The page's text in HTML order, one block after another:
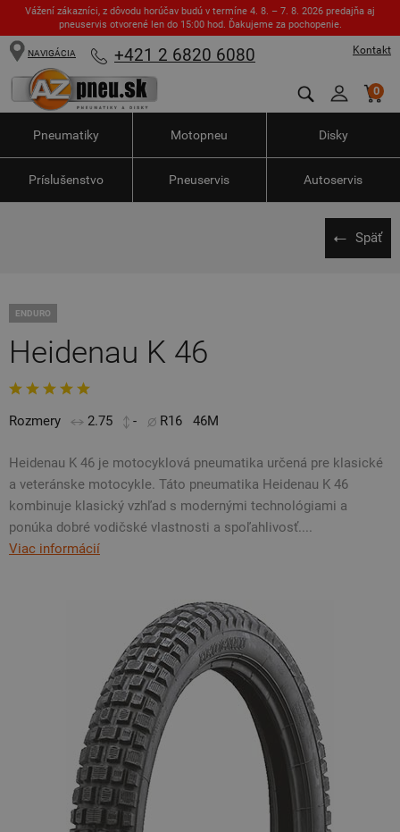
Vážení zákazníci, z dôvodu horúčav budú v termíne 4. 8. – 7. 8. 2026 predajňa aj
pneuservis otvorené len do 15:00 hod. Ďakujeme za pochopenie.
Kontakt
NAVIGÁCIA +421 2 6820 6080
0
Pneumatiky Motopneu Disky
Príslušenstvo Pneuservis Autoservis
Späť
ENDURO
Heidenau K 46
Rozmery 2.75 - R16 46M
Heidenau K 46 je motocyklová pneumatika určená pre klasické
a veteránske motocykle. Táto pneumatika Heidenau K 46
kombinuje klasický vzhľad s modernými technológiami a
ponúka dobré vodičské vlastnosti a spoľahlivosť....
Viac informácií